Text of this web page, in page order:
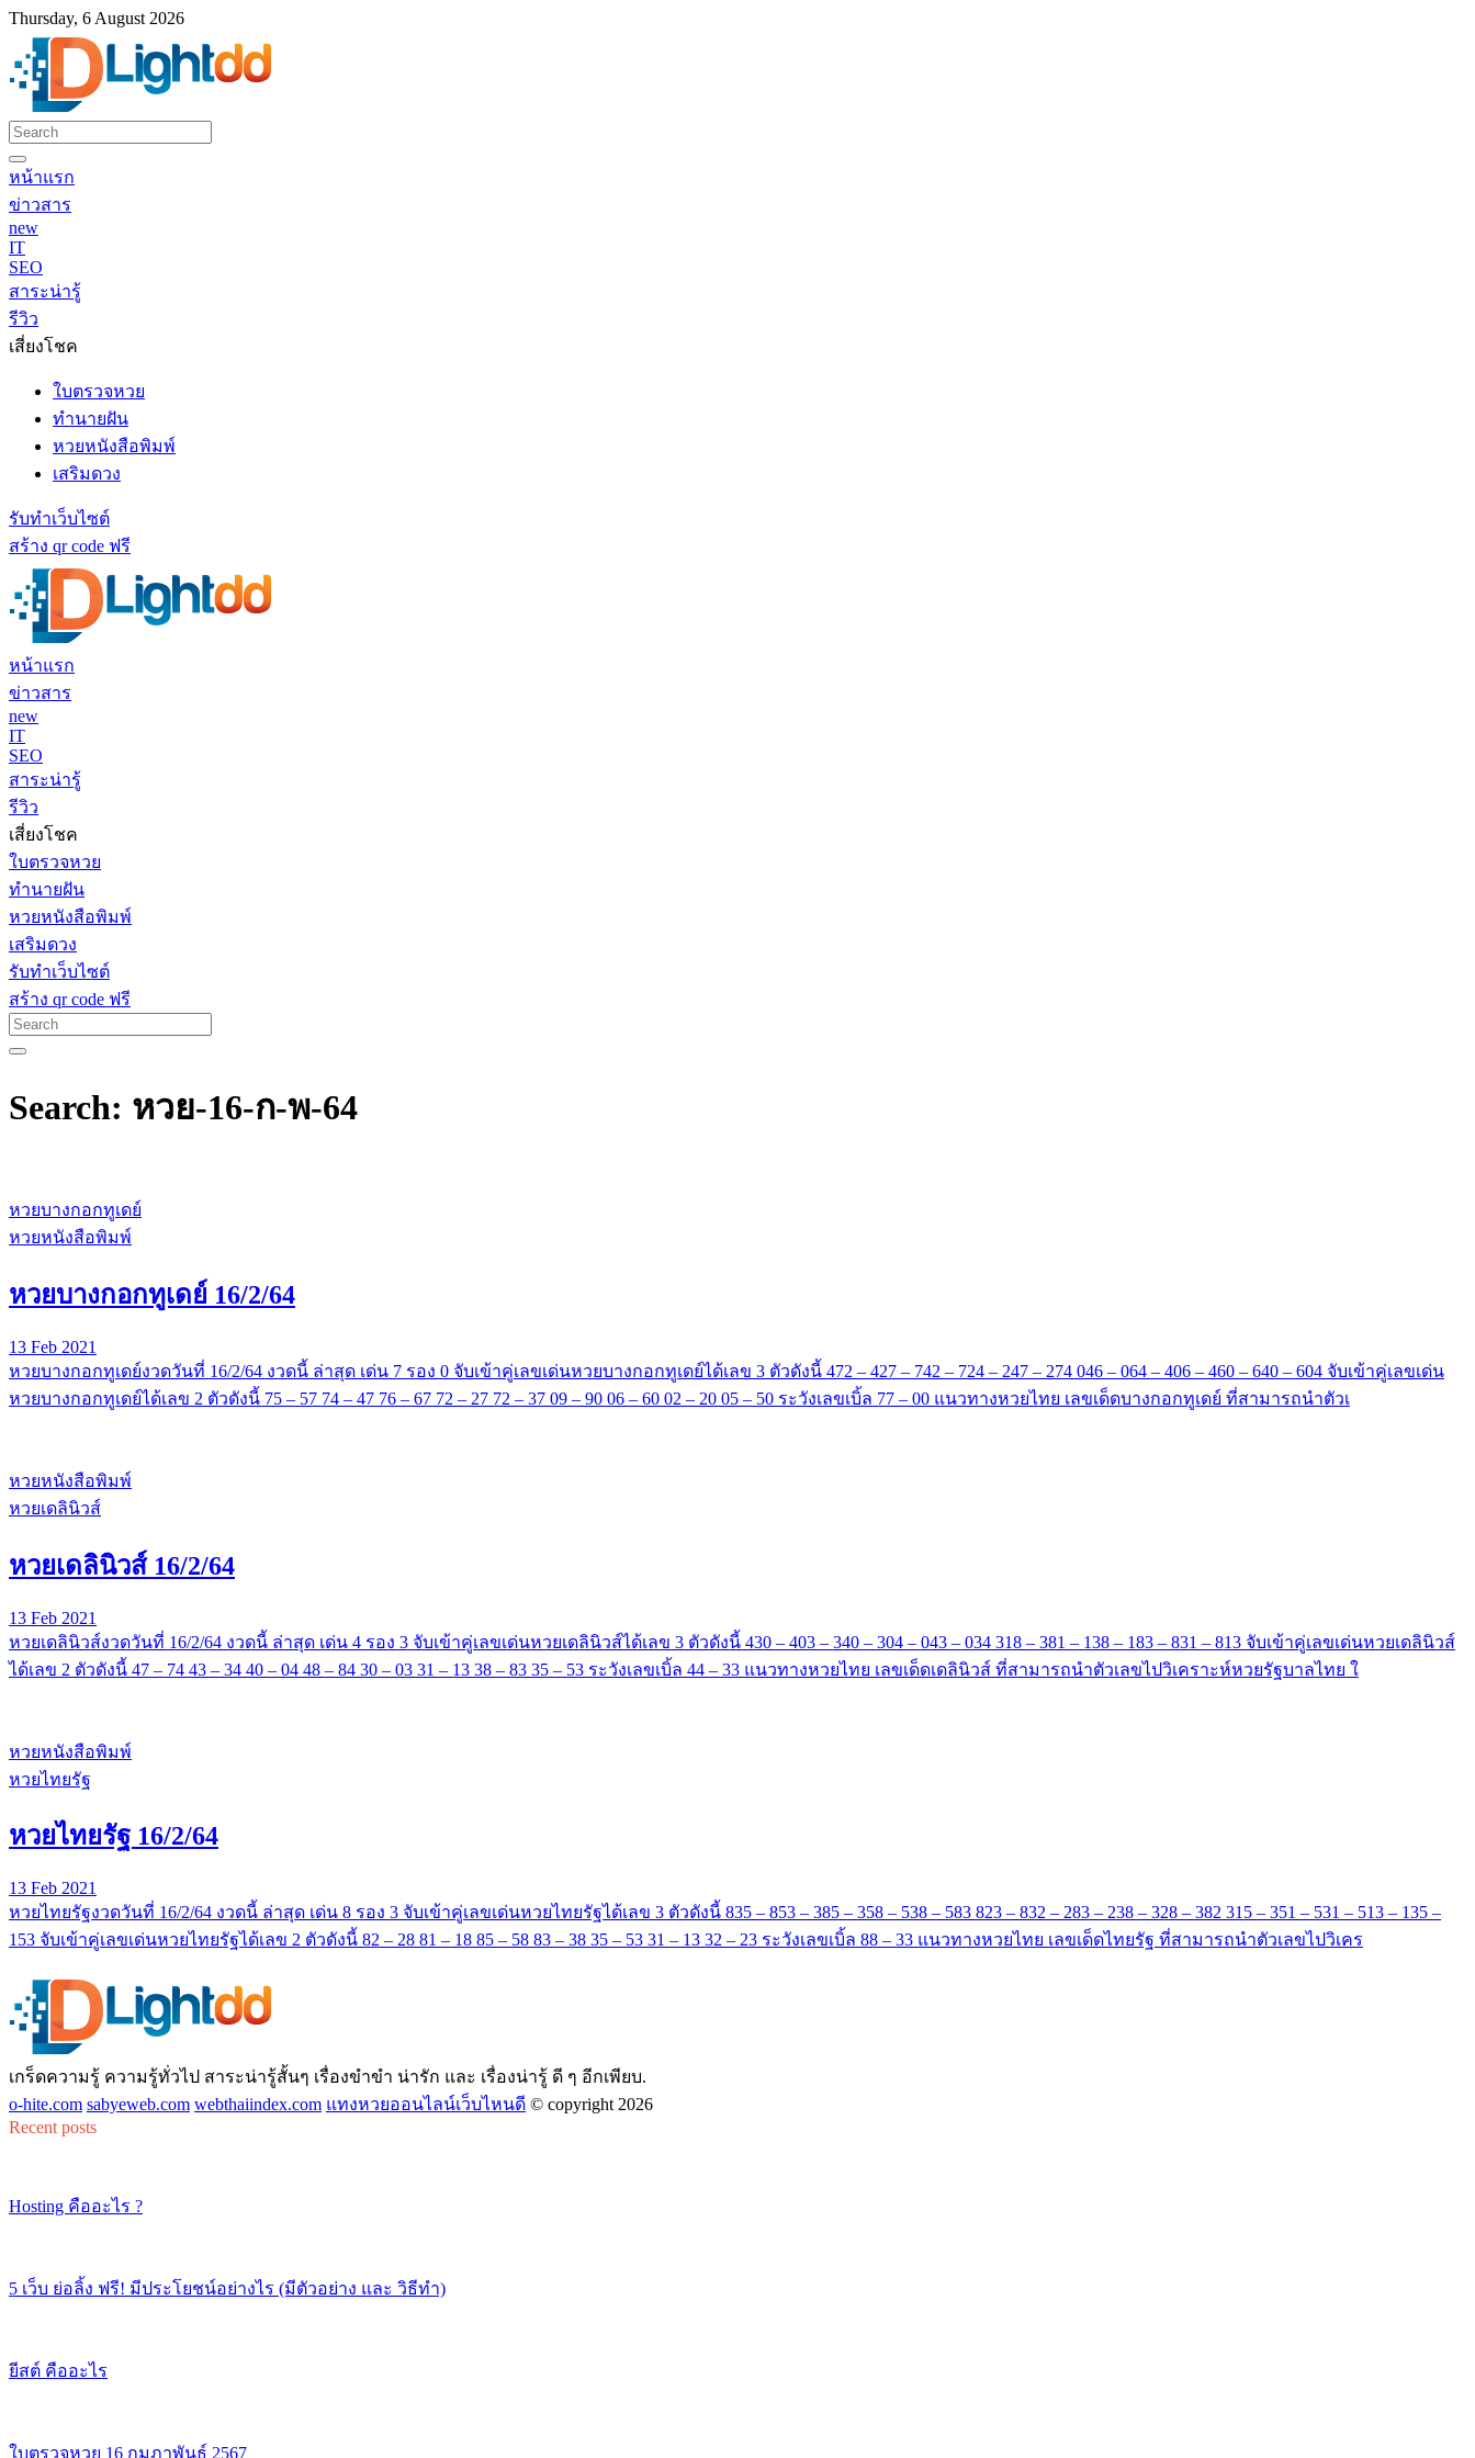
Thursday, 6 August 2026
หน้าแรก
ข่าวสาร
new
IT
SEO
สาระน่ารู้
รีวิว
เสี่ยงโชค
ใบตรวจหวย
ทำนายฝัน
หวยหนังสือพิมพ์
เสริมดวง
รับทำเว็บไซต์
สร้าง qr code ฟรี
หน้าแรก
ข่าวสาร
new
IT
SEO
สาระน่ารู้
รีวิว
เสี่ยงโชค
ใบตรวจหวย
ทำนายฝัน
หวยหนังสือพิมพ์
เสริมดวง
รับทำเว็บไซต์
สร้าง qr code ฟรี
Search: หวย-16-ก-พ-64
หวยบางกอกทูเดย์
หวยหนังสือพิมพ์
หวยบางกอกทูเดย์ 16/2/64
13 Feb 2021
หวยบางกอกทูเดย์งวดวันที่ 16/2/64 งวดนี้ ล่าสุด เด่น 7 รอง 0 จับเข้าคู่เลขเด่นหวยบางกอกทูเดย์ได้เลข 3 ตัวดังนี้ 472 – 427 – 742 – 724 – 247 – 274 046 – 064 – 406 – 460 – 640 – 604 จับเข้าคู่เลขเด่น
หวยบางกอกทูเดย์ได้เลข 2 ตัวดังนี้ 75 – 57 74 – 47 76 – 67 72 – 27 72 – 37 09 – 90 06 – 60 02 – 20 05 – 50 ระวังเลขเบิ้ล 77 – 00 แนวทางหวยไทย เลขเด็ดบางกอกทูเดย์ ที่สามารถนำตัวเ
หวยหนังสือพิมพ์
หวยเดลินิวส์
หวยเดลินิวส์ 16/2/64
13 Feb 2021
หวยเดลินิวส์งวดวันที่ 16/2/64 งวดนี้ ล่าสุด เด่น 4 รอง 3 จับเข้าคู่เลขเด่นหวยเดลินิวส์ได้เลข 3 ตัวดังนี้ 430 – 403 – 340 – 304 – 043 – 034 318 – 381 – 138 – 183 – 831 – 813 จับเข้าคู่เลขเด่นหวยเดลินิวส์
ได้เลข 2 ตัวดังนี้ 47 – 74 43 – 34 40 – 04 48 – 84 30 – 03 31 – 13 38 – 83 35 – 53 ระวังเลขเบิ้ล 44 – 33 แนวทางหวยไทย เลขเด็ดเดลินิวส์ ที่สามารถนำตัวเลขไปวิเคราะห์หวยรัฐบาลไทย ใ
หวยหนังสือพิมพ์
หวยไทยรัฐ
หวยไทยรัฐ 16/2/64
13 Feb 2021
หวยไทยรัฐงวดวันที่ 16/2/64 งวดนี้ ล่าสุด เด่น 8 รอง 3 จับเข้าคู่เลขเด่นหวยไทยรัฐได้เลข 3 ตัวดังนี้ 835 – 853 – 385 – 358 – 538 – 583 823 – 832 – 283 – 238 – 328 – 382 315 – 351 – 531 – 513 – 135 –
153 จับเข้าคู่เลขเด่นหวยไทยรัฐได้เลข 2 ตัวดังนี้ 82 – 28 81 – 18 85 – 58 83 – 38 35 – 53 31 – 13 32 – 23 ระวังเลขเบิ้ล 88 – 33 แนวทางหวยไทย เลขเด็ดไทยรัฐ ที่สามารถนำตัวเลขไปวิเคร
เกร็ดความรู้ ความรู้ทั่วไป สาระน่ารู้สั้นๆ เรื่องขำขำ น่ารัก และ เรื่องน่ารู้ ดี ๆ อีกเพียบ.
o-hite.com sabyeweb.com webthaiindex.com แทงหวยออนไลน์เว็บไหนดี © copyright 2026
Recent posts
Hosting คืออะไร ?
5 เว็บ ย่อลิ้ง ฟรี! มีประโยชน์อย่างไร (มีตัวอย่าง และ วิธีทำ)
ยีสต์ คืออะไร
ใบตรวจหวย 16 กุมภาพันธ์ 2567